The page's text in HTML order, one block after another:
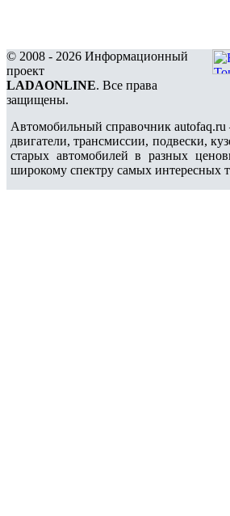
© 2008 - 2026 Информационный
проект
LADAONLINE. Все права
защищены.
Автомобильный справочник
двигатели, трансмиссии, подвески,
старых автомобилей в разных
широкому спектру самых интересных